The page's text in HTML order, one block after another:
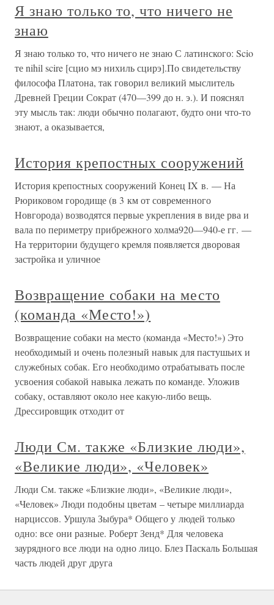
Я знаю только то, что ничего не
знаю
Я знаю только то, что ничего не знаю С латинского: Scio
те nihil scire [сцио мэ нихиль сцирэ].По свидетельству
философа Платона, так говорил великий мыслитель
Древней Греции Сократ (470—399 до н. э.). И пояснял
эту мысль так: люди обычно полагают, будто они что-то
знают, а оказывается,
История крепостных сооружений
История крепостных сооружений Конец IX в. — На
Рюриковом городище (в 3 км от современного
Новгорода) возводятся первые укрепления в виде рва и
вала по периметру прибрежного холма920—940-е гг. —
На территории будущего кремля появляется дворовая
застройка и уличное
Возвращение собаки на место
(команда «Место!»)
Возвращение собаки на место (команда «Место!») Это
необходимый и очень полезный навык для пастушьих и
служебных собак. Его необходимо отрабатывать после
усвоения собакой навыка лежать по команде. Уложив
собаку, оставляют около нее какую-либо вещь.
Дрессировщик отходит от
Люди См. также «Близкие люди»,
«Великие люди», «Человек»
Люди См. также «Близкие люди», «Великие люди»,
«Человек» Люди подобны цветам – четыре миллиарда
нарциссов. Уршула Зыбура* Общего у людей только
одно: все они разные. Роберт Зенд* Для человека
заурядного все люди на одно лицо. Блез Паскаль Большая
часть людей друг друга